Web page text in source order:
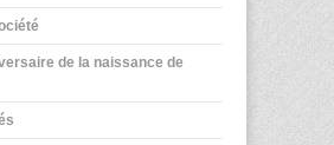
de la naissance de